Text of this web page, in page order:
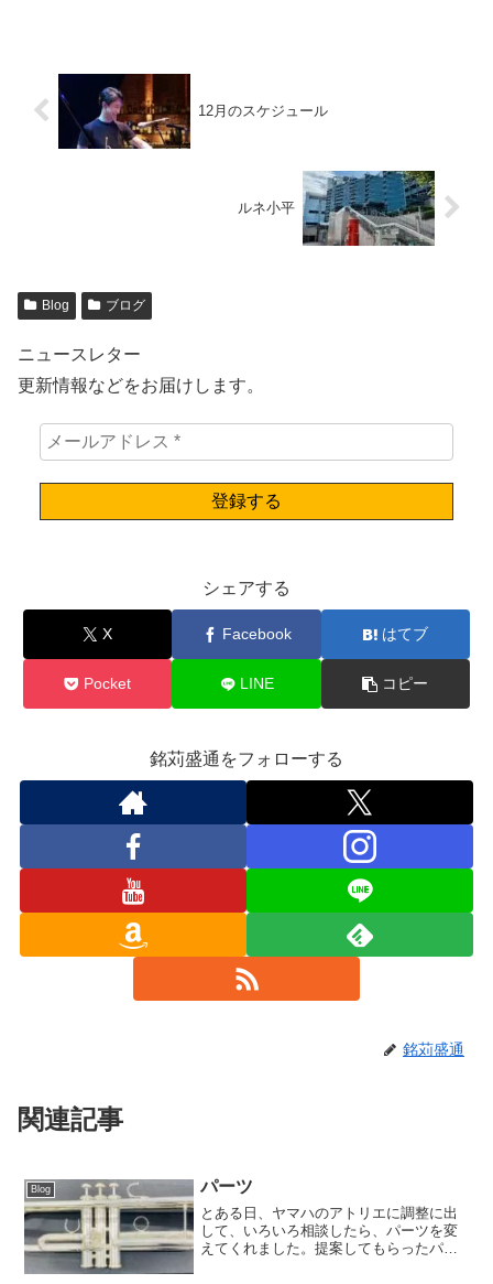
12月のスケジュール
ルネ小平
Blog ブログ
ニュースレター
更新情報などをお届けします。
シェアする
X Facebook はてブ
Pocket LINE コピー
銘苅盛通をフォローする
銘苅盛通
関連記事
Blog パーツ
とある日、ヤマハのアトリエに調整に出
して、いろいろ相談したら、パーツを変
えてくれました。提案してもらったパー